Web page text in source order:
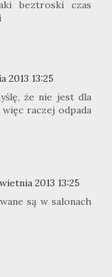
beztroski czas
2013 13:25
że nie jest dla
raczej odpada
2013 13:25
są w salonach